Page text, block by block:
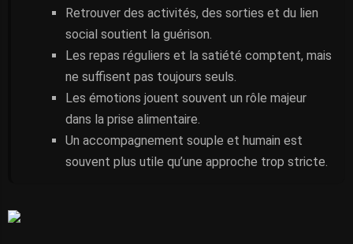
Retrouver des activités, des sorties et du lien
social soutient la guérison.
Les repas réguliers et la satiété comptent, mais
ne suffisent pas toujours seuls.
Les émotions jouent souvent un rôle majeur
dans la prise alimentaire.
Un accompagnement souple et humain est
souvent plus utile qu’une approche trop stricte.